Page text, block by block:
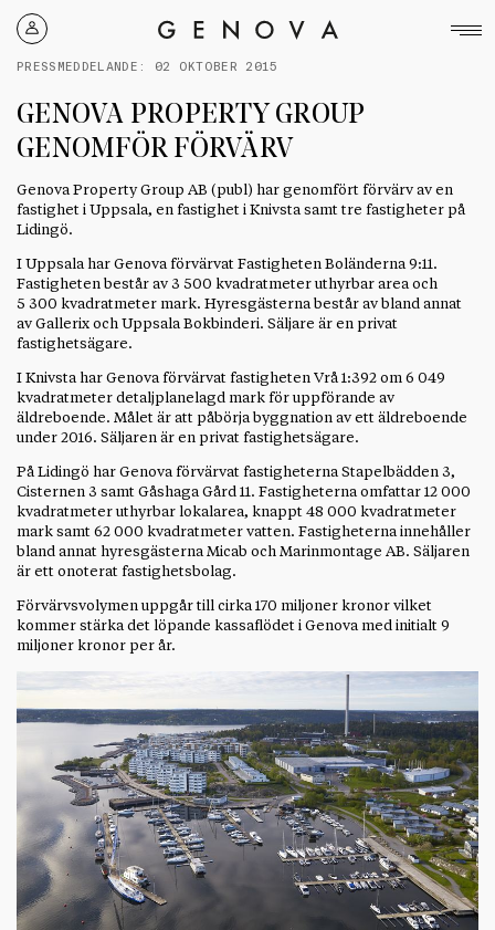
Genova
Property
PRESSMEDDELANDE: 02 OKTOBER 2015
GENOVA PROPERTY GROUP
GENOMFÖR FÖRVÄRV
Genova Property Group AB (publ) har genomfört förvärv av en
fastighet i Uppsala, en fastighet i Knivsta samt tre fastigheter på
Lidingö.
I Uppsala har Genova förvärvat Fastigheten Boländerna 9:11.
Fastigheten består av 3 500 kvadratmeter uthyrbar area och
5 300 kvadratmeter mark. Hyresgästerna består av bland annat
av Gallerix och Uppsala Bokbinderi. Säljare är en privat
fastighetsägare.
I Knivsta har Genova förvärvat fastigheten Vrå 1:392 om 6 049
kvadratmeter detaljplanelagd mark för uppförande av
äldreboende. Målet är att påbörja byggnation av ett äldreboende
under 2016. Säljaren är en privat fastighetsägare.
På Lidingö har Genova förvärvat fastigheterna Stapelbädden 3,
Cisternen 3 samt Gåshaga Gård 11. Fastigheterna omfattar 12 000
kvadratmeter uthyrbar lokalarea, knappt 48 000 kvadratmeter
mark samt 62 000 kvadratmeter vatten. Fastigheterna innehåller
bland annat hyresgästerna Micab och Marinmontage AB. Säljaren
är ett onoterat fastighetsbolag.
Förvärvsvolymen uppgår till cirka 170 miljoner kronor vilket
kommer stärka det löpande kassaflödet i Genova med initialt 9
miljoner kronor per år.